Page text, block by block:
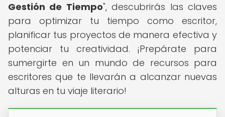
Gestión de Tiempo", descubrirás las claves
para optimizar tu tiempo como escritor,
planificar tus proyectos de manera efectiva y
potenciar tu creatividad. ¡Prepárate para
sumergirte en un mundo de recursos para
escritores que te llevarán a alcanzar nuevas
alturas en tu viaje literario!